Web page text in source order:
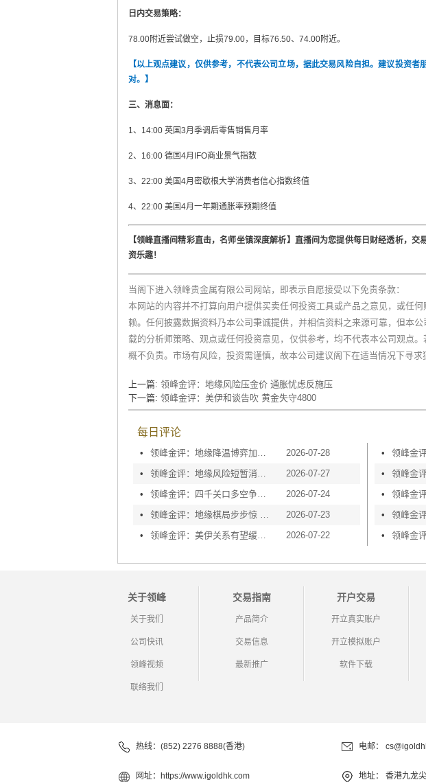
日内交易策略：
78.00附近尝试做空，止损79.00，目标76.50、74.00附近。
【以上观点建议，仅供参考，不代表公司立场，据此交易风险自担。建议投资
对。】
三、消息面：
1、14:00 英国3月季调后零售销售月率
2、16:00 德国4月IFO商业景气指数
3、22:00 美国4月密歇根大学消费者信心指数终值
4、22:00 美国4月一年期通胀率预期终值
【领峰直播间精彩直击，名师坐镇深度解析】直播间为您提供每日财经透析，
资乐趣！
当阁下进入领峰贵金属有限公司网站，即表示自愿接受以下免责条款：
本网站的内容并不打算向用户提供买卖任何投资工具或产品之意见，或任
赖。任何披露数据资料乃本公司秉诚提供，并相信资料之来源可靠，但本
载的分析师策略、观点或任何投资意见，仅供参考，均不代表本公司观点
概不负责。市场有风险，投资需谨慎，故本公司建议阁下在适当情况下寻求
上一篇: 领峰金评：地缘风险压金价 通胀忧虑反施压
下一篇: 领峰金评：美伊和谈告吹 黄金失守4800
每日评论
•
2026-07-28
•
2026-07-27
•
领峰金评：四千关口多空争夺 加息阴云笼罩金市
2026-07-24
•
2026-07-23
•
领峰金评：美伊关系有望缓和 黄金趁势迅速反弹 2026-07-22
•
•
•
•
•
关于领峰
关于我们
公司快讯
领峰视频
联络我们
交易指南
产品简介
交易信息
最新推广
开户交易
开立真实账户
开立模拟账户
软件下载
热线：(852) 2276 8888(香港) 电邮：
网址： https://www.igoldhk.com 地址： 香港九龙